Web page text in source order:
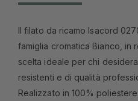
Il filato da ricamo Isacord
famiglia cromatica Bianco, in
scelta ideale per chi
resistenti e di qualità
Realizzato in 100%